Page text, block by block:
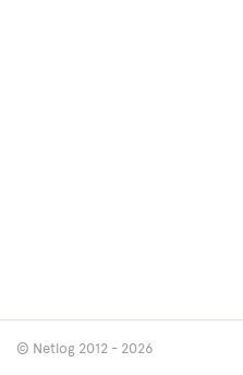
© Netlog 2012 - 2026